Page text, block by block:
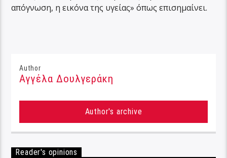
απόγνωση, η εικόνα της υγείας» όπως επισημαίνει.
Author
Αγγέλα Δουλγεράκη
Author's archive
Reader's opinions